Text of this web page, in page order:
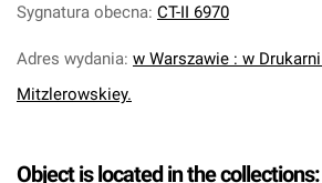
Sygnatura obecna: CT-II 6970
Adres wydania: w Warszawie : w
Mitzlerowskiey.
Object is located in the collections: